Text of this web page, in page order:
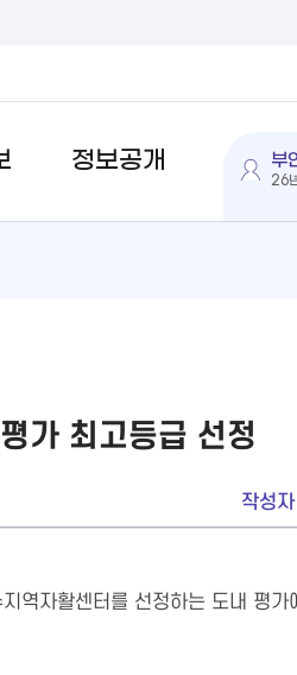
정보공개 부
26
가 최고등급 선정
작성자
자활센터를 선정하는 도내 평